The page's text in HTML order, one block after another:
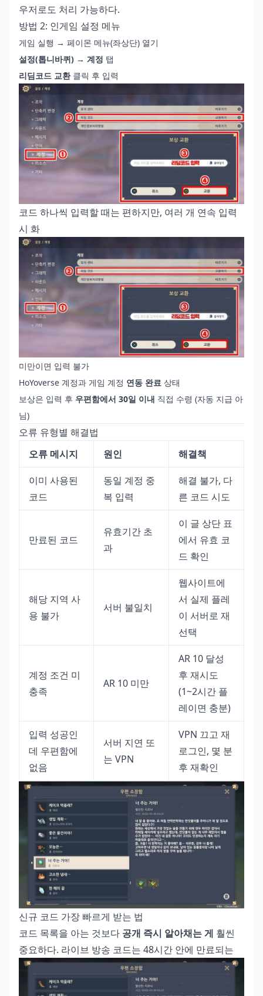
우저로도 처리 가능하다.
방법 2: 인게임 설정 메뉴
게임 실행 → 페이몬 메뉴(좌상단) 열기
설정(톱니바퀴) → 계정 탭
리딤코드 교환클릭 후 입력
코드 하나씩 입력할 때는 편하지만, 여러 개 연속 입력
시 화
미만이면 입력 불가
HoYoverse 계정과 게임 계정 연동 완료 상태
보상은 입력 후 우편함에서 30일 이내 직접 수령 (자동 지급 아
님)
오류 유형별 해결법
오류 메시지
원인 해결책
이미 사용된
코드
동일 계정 중
복 입력
해결 불가, 다
른 코드 시도
만료된 코드
유효기간 초
과
이 글 상단 표
에서 유효 코
드 확인
해당 지역 사
용 불가
서버 불일치
웹사이트에
서 실제 플레
이 서버로 재
선택
계정 조건 미
충족
AR 10 미만
AR 10 달성
후 재시도
(1~2시간 플
레이면 충분)
입력 성공인
데 우편함에
없음
서버 지연 또
는 VPN
VPN 끄고 재
로그인, 몇 분
후 재확인
신규 코드 가장 빠르게 받는 법
코드 목록을 아는 것보다 공개 즉시 알아채는 게 훨씬
중요하다. 라이브 방송 코드는 48시간 안에 만료되는